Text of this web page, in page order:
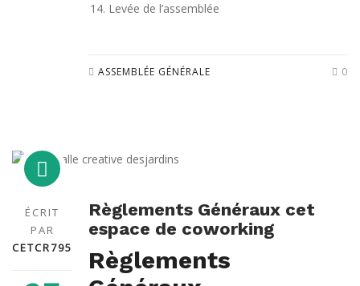
Levée de l’assemblée
ASSEMBLÉE GÉNÉRALE 0
ÉCRIT
PAR
CETCR795
Règlements Généraux cet
espace de coworking
Règlements